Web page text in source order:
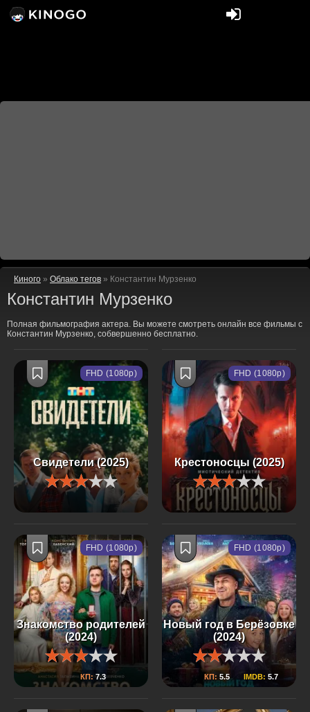
Киного » Облако тегов » Константин Мурзенко
Константин Мурзенко
Полная фильмография актера. Вы можете смотреть онлайн все фильмы с
Константин Мурзенко, собвершенно бесплатно.
Свидетели (2025)
FHD (1080p)
Крестоносцы (2025)
FHD (1080p)
Знакомство родителей
(2024)
КП:7.3
FHD (1080p)
Новый год в Берёзовке
(2024)
КП: 5.5 IMDB: 5.7
FHD (1080p)